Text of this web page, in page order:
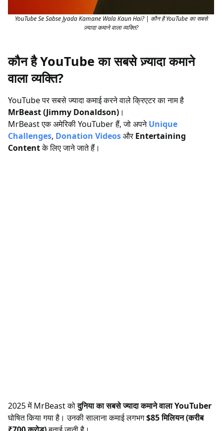
YouTube Se Sabse Jyada Kamane Wala Kaun Hai? | कौन है YouTube का सबसे
ज़्यादा कमाने वाला व्यक्ति?
कौन है YouTube का सबसे ज़्यादा कमाने
वाला व्यक्ति?
YouTube पर सबसे ज्यादा कमाई करने वाले क्रिएटर का नाम है
MrBeast (Jimmy Donaldson) ।
MrBeast एक अमेरिकी YouTuber हैं, जो अपनेUnique
Challenges, Donation VideosऔरEntertaining
Contentके लिए जाने जाते हैं।
2025 में MrBeast कोदुनिया का सबसे ज्यादा कमाने वाला YouTuber
घोषित किया गया है। उनकी सालाना कमाई लगभग$85 मिलियन (करीब